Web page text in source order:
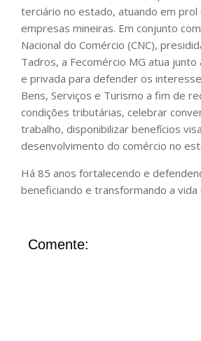
terciário no estado, atuando em prol
empresas mineiras. Em conjunto
Nacional do Comércio (CNC),
Tadros, a Fecomércio MG atua junto
e privada para defender os
Bens, Serviços e Turismo a fim de
condições tributárias, celebrar
trabalho, disponibilizar benefícios
desenvolvimento do comércio no
Há 85 anos fortalecendo e
beneficiando e transformando a vida
Comente: